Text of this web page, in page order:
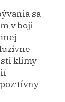
sa
v boji
klímy